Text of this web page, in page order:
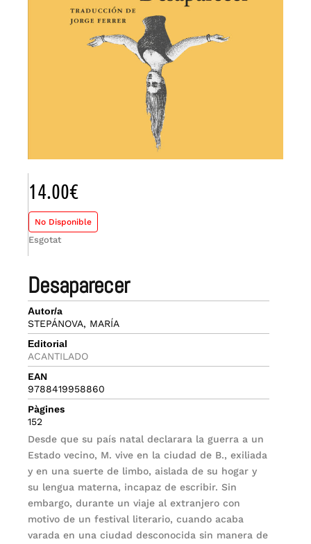
desaparecer
Autor/a
STEPÁNOVA, MARÍA
Editorial
ACANTILADO
EAN
9788419958860
Pàgines
152
Desde que su país natal declarara la guerra a un
Estado vecino, M. vive en la ciudad de B., exiliada
y en una suerte de limbo, aislada de su hogar y
su lengua materna, incapaz de escribir. Sin
embargo, durante un viaje al extranjero con
motivo de un festival literario, cuando acaba
varada en una ciudad desconocida sin manera de
14.00€
No Disponible
Esgotat